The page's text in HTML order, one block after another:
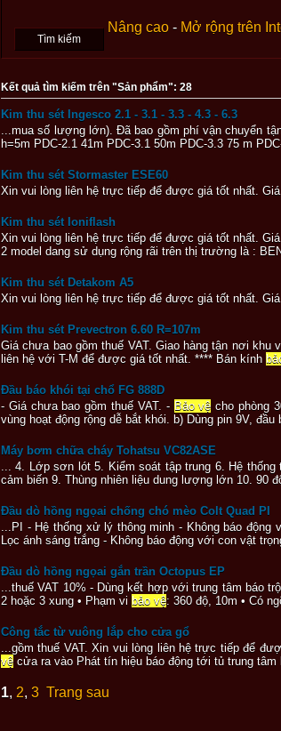
Nâng cao - Mở rộng trên
Kết quả tìm kiếm trên "Sản phẩm": 28
Kim thu sét Ingesco 2.1 - 3.1 - 3.3 - 4.3 - 6.3
...mua số lượng lớn). Đã bao gồm phí vận chuyển
h=5m PDC-2.1 41m PDC-3.1 50m PDC-3.3 75 m
Kim thu sét Stormaster ESE60
Xin vui lòng liên hệ trực tiếp để được giá tốt nhất.
Kim thu sét Ioniflash
Xin vui lòng liên hệ trực tiếp để được giá tốt nhất.
2 model dang sử dụng rộng rãi trên thị trường là :
Kim thu sét Detakom A5
Xin vui lòng liên hệ trực tiếp để được giá tốt nhất.
Kim thu sét Prevectron 6.60 R=107m
Giá chưa bao gồm thuế VAT. Giao hàng tận nơi
liên hệ với T-M để được giá tốt nhất. **** Bán kính
Đầu báo khói tại chổ FG 888D
- Giá chưa bao gồm thuế VAT. - Bảo vệ cho phòng
vùng hoạt động rộng dễ bắt khói. b) Dùng pin 9V,
Máy bơm chữa cháy Tohatsu VC82ASE
... 4. Lớp sơn lót 5. Kiểm soát tập trung 6. Hệ
cảm biến 9. Thùng nhiên liệu dung lượng lớn 10. 90
Đầu dò hồng ngọai chống chó mèo Colt Quad PI
...PI - Hệ thống xử lý thông minh - Không báo
Lọc ánh sáng trắng - Không báo động với con vật
Đầu dò hồng ngọai gắn trần Octopus EP
...thuế VAT 10% - Dùng kết hợp với trung tâm báo
2 hoặc 3 xung • Phạm vi bảo vệ: 360 độ, 10m • Có
Công tắc từ vuông lắp cho cửa gổ
...gồm thuế VAT. Xin vui lòng liên hệ trực tiếp để
vệ cửa ra vào Phát tín hiệu báo động tới tủ trung
1, 2, 3 Trang sau